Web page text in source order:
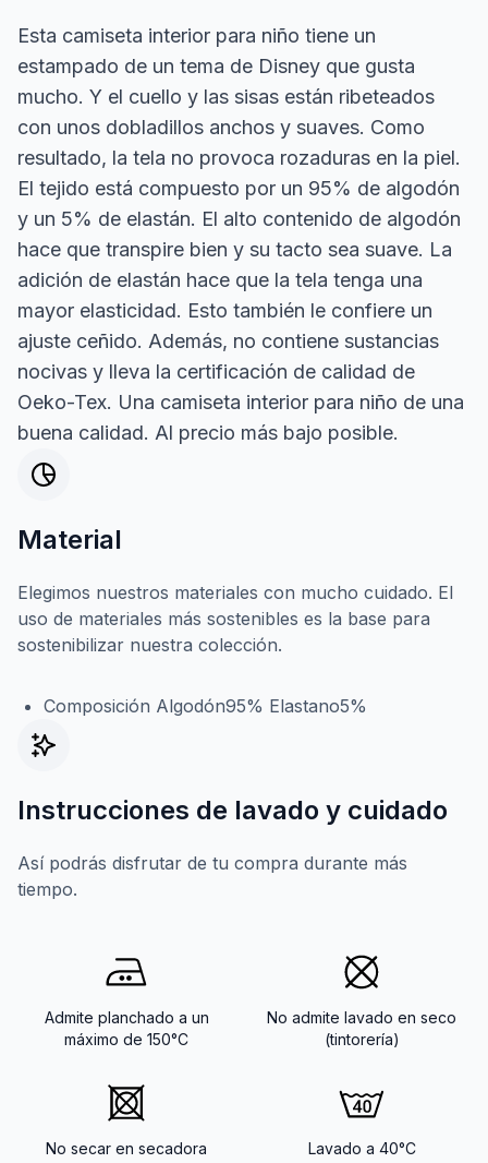
Esta camiseta interior para niño tiene un
estampado de un tema de Disney que gusta
mucho. Y el cuello y las sisas están ribeteados
con unos dobladillos anchos y suaves. Como
resultado, la tela no provoca rozaduras en la piel.
El tejido está compuesto por un 95% de algodón
y un 5% de elastán. El alto contenido de algodón
hace que transpire bien y su tacto sea suave. La
adición de elastán hace que la tela tenga una
mayor elasticidad. Esto también le confiere un
ajuste ceñido. Además, no contiene sustancias
nocivas y lleva la certificación de calidad de
Oeko-Tex. Una camiseta interior para niño de una
buena calidad. Al precio más bajo posible.
Material
Elegimos nuestros materiales con mucho cuidado. El
uso de materiales más sostenibles es la base para
sostenibilizar nuestra colección.
Composición Algodón95% Elastano5%
Instrucciones de lavado y cuidado
Así podrás disfrutar de tu compra durante más
tiempo.
Admite planchado a un
máximo de 150°C
No admite lavado en seco
(tintorería)
No secar en secadora Lavado a 40°C